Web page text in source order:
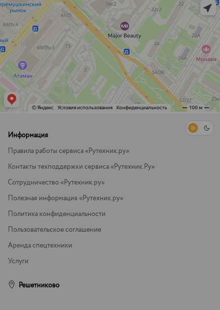
Информация
Правила работы сервиса «Рутехник.ру»
Контакты техподдержки сервиса «Рутехник.Ру»
Сотрудничество «Рутехник.ру»
Полезная информация «Рутехник.ру»
Политика конфиденциальности
Пользовательское соглашение
Аренда спецтехники
Услуги
Решетниково